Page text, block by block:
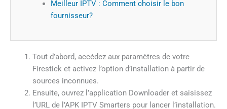
Meilleur IPTV : Comment choisir le bon
fournisseur?
Tout d’abord, accédez aux paramètres de votre
Firestick et activez l’option d’installation à partir de
sources inconnues.
Ensuite, ouvrez l’application Downloader et saisissez
l’URL de l’APK IPTV Smarters pour lancer l’installation.